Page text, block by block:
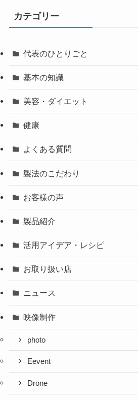
カテゴリー
代表のひとりごと
基本の知識
美容・ダイエット
健康
よくある質問
製法のこだわり
お客様の声
製品紹介
活用アイデア・レシピ
お取り扱い店
ニュース
映像制作
photo
Eevent
Drone